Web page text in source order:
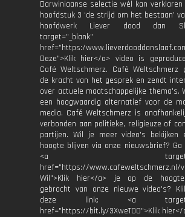
Darwiniaanse selectie wél kan
hoofdstuk 3 ‘de strijd om het bestaan’
hoofdwerk Liever dood dan
target="_blank"
href="https:/
Deze">Klik hier</a> video is
Café Weltschmerz. Café Weltschmerz
de kracht van het gesprek en zendt
over actuele maatschappelijke thema's.
een hoogwaardig alternatief voor de
media. Café Weltschmerz is
verbonden aan politieke, religieuze of
partijen. Wil je meer video's bekijken
hoogte blijven via onze nieuwsbrief? Ga
<a
href="https://www.cafeweltschmerz.nl/
Wil">Klik hier</a> je op de
gebracht van onze nieuwe video's?
deze link: <a
href="https://bit.ly/3XweTO0">Klik hier</